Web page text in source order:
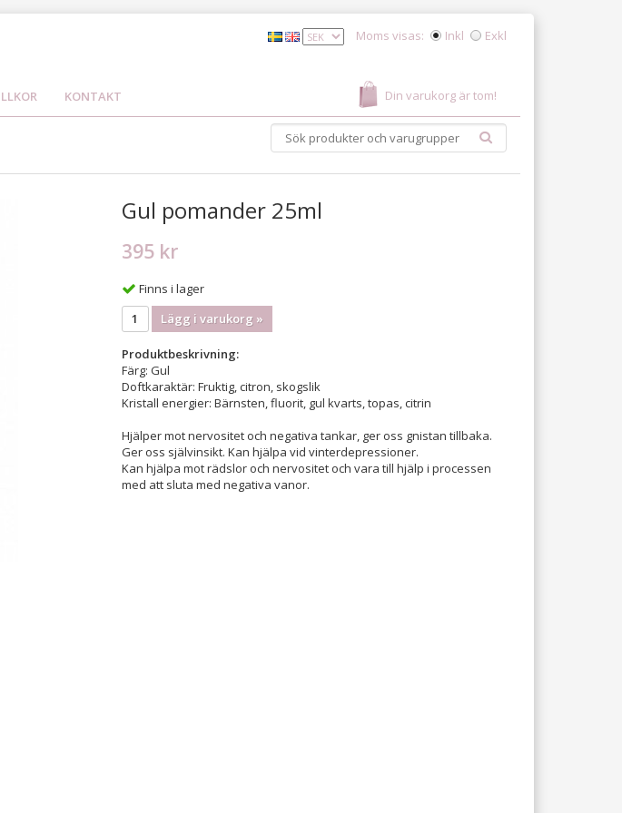
KONTAKT Din varukorg är tom!
Moms visas: Inkl Exkl
Gul pomander 25ml
395 kr
Finns i lager
Lägg i varukorg »
Produktbeskrivning:
Färg: Gul
Doftkaraktär: Fruktig, citron, skogslik
Kristall energier: Bärnsten, fluorit, gul kvarts, topas, citrin
Hjälper mot nervositet och negativa tankar, ger oss gnistan tillbaka.
Ger oss självinsikt. Kan hjälpa vid vinterdepressioner.
Kan hjälpa mot rädslor och nervositet och vara till hjälp i processen
med att sluta med negativa vanor.